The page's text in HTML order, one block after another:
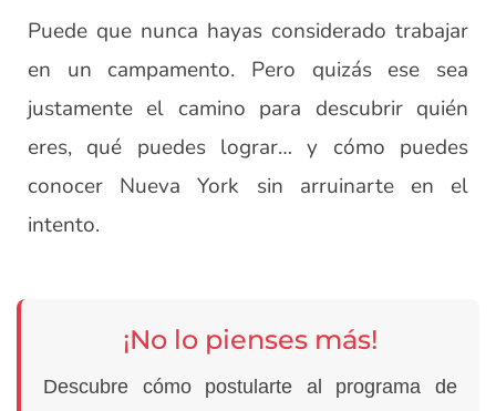
Puede que nunca hayas considerado trabajar
en un campamento. Pero quizás ese sea
justamente el camino para descubrir quién
eres, qué puedes lograr… y cómo puedes
conocer Nueva York sin arruinarte en el
intento.
¡No lo pienses más!
Descubre cómo postularte al programa de